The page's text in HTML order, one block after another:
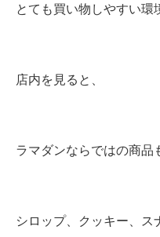
とても買い物しやすい環
店内を見ると、
ラマダンならではの商品
シロップ、クッキー、ス